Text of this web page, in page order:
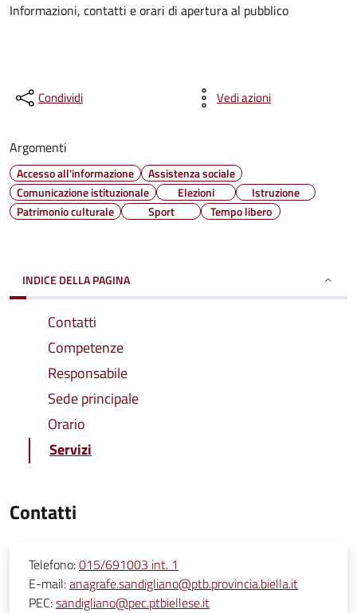
Informazioni, contatti e orari di apertura al pubblico
Condividi Vedi azioni
Argomenti
Accesso all'informazione
Assistenza sociale
Comunicazione istituzionale
Elezioni
Istruzione
Patrimonio culturale
Sport Tempo libero
INDICE DELLA PAGINA
Contatti
Competenze
Responsabile
Sede principale
Orario
Servizi
Contatti
Telefono:015/691003 int. 1
E-mail:anagrafe.sandigliano@ptb.provincia.biella.it
PEC:sandigliano@pec.ptbiellese.it